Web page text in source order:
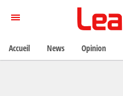
Accueil News Opinion